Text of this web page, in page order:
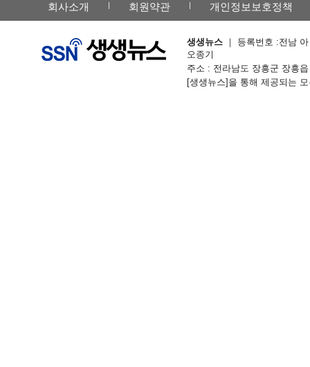
회사소개 회원약관 개인정보보호정책
생생뉴스 ｜ 등록번호 :전남
오종기
주소 : 전라남도 장흥군 장흥
[생생뉴스]을 통해 제공되는